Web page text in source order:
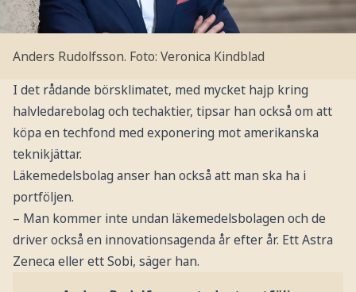
Anders Rudolfsson. Foto: Veronica Kindblad
I det rådande börsklimatet, med mycket hajp kring
halvledarebolag och techaktier, tipsar han också om att
köpa en techfond med exponering mot amerikanska
teknikjättar.
Läkemedelsbolag anser han också att man ska ha i
portföljen.
– Man kommer inte undan läkemedelsbolagen och de
driver också en innovationsagenda år efter år. Ett Astra
Zeneca eller ett Sobi, säger han.